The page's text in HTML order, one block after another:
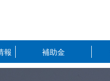
報 補助金